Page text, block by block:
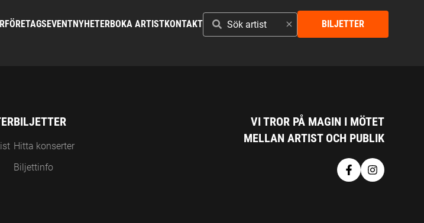
FÖRETAGSEVENTNYHETERBOKA ARTISTKONTAKTSÖK
ARTIST
BILJETTER
BILJETTER
Hitta konserter
Biljettinfo
VI TROR PÅ MAGIN I MÖTET
MELLAN ARTIST OCH PUBLIK